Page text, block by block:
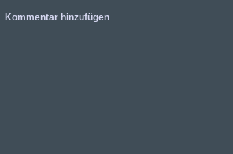
Kommentar hinzufügen